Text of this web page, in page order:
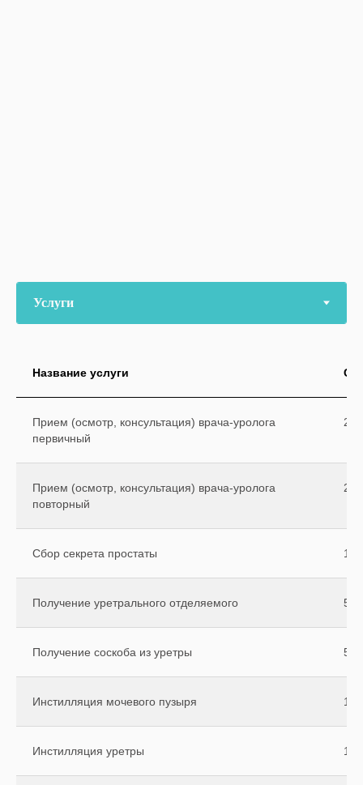
Название услуги
Прием (осмотр, консультация) врача-уролога
первичный
Прием (осмотр, консультация) врача-уролога
повторный
Сбор секрета простаты
Получение уретрального отделяемого
Получение соскоба из уретры
Инстилляция мочевого пузыря
Инстилляция уретры